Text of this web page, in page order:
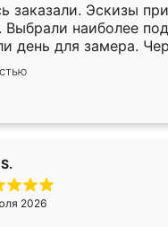
заказали. Эскизы
Выбрали наиболее
день для замера.
была уже готова.
Спасибо
работу!
2026